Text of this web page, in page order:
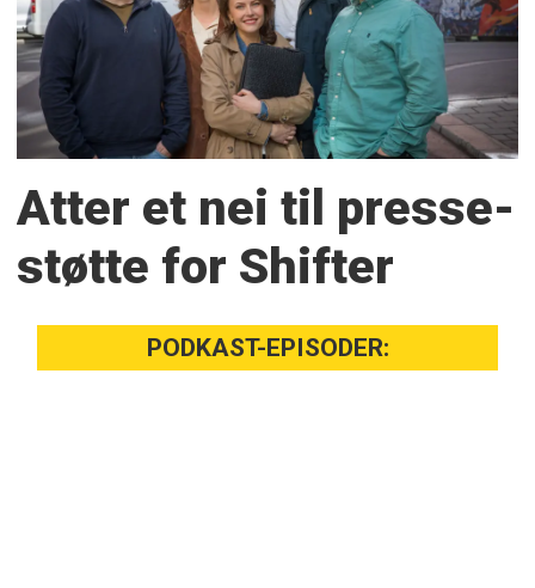
Atter et nei til presse­
støtte for Shifter
PODKAST-EPISODER: